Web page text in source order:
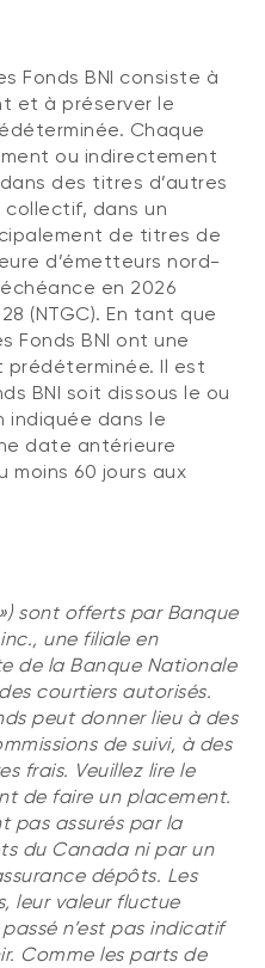
Fonds BNI consiste à
et à préserver le
Chaque
ou indirectement
des titres d’autres
dans un
de titres de
d’émetteurs nord-
en 2026
(NTGC). En tant que
Fonds BNI ont une
Il est
BNI soit dissous le ou
indiquée dans le
date antérieure
moins 60 jours aux
sont offerts par Banque
une filiale en
de la Banque Nationale
courtiers autorisés.
peut donner lieu à des
de suivi, à des
frais. Veuillez lire le
de faire un placement.
pas assurés par la
du Canada ni par un
dépôts. Les
leur valeur fluctue
n’est pas indicatif
Comme les parts de